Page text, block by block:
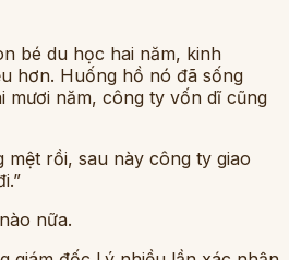
bé du học hai năm, kinh
hơn. Huống hồ nó đã sống
mươi năm, công ty vốn dĩ cũng
mệt rồi, sau này công ty giao
nữa.